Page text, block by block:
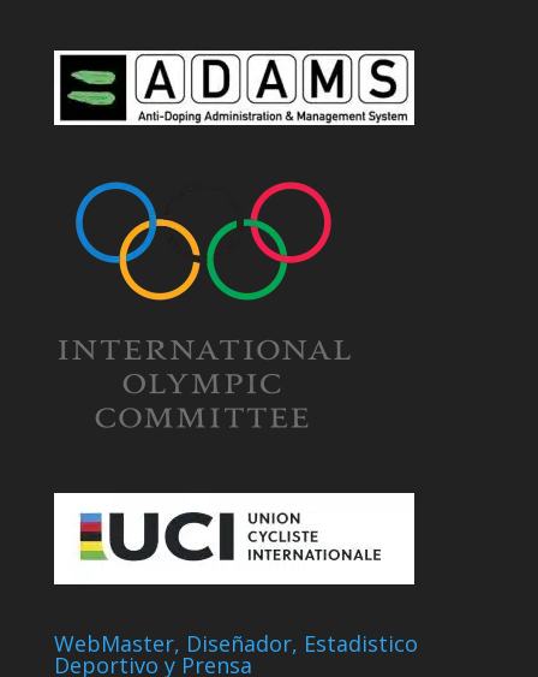
WebMaster, Diseñador, Estadistico
Deportivo y Prensa